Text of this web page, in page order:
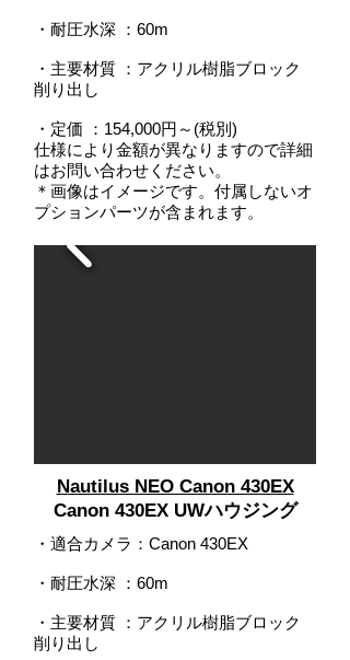
・耐圧水深 ： 60m
・主要材質 ：アクリル樹脂ブロック
削り出し
・定価 ：154,000円～(税別)
仕様により金額が異なりますので詳細
はお問い合わせください。
＊画像はイメージです。付属しないオ
プションパーツが含まれます。
Nautilus NEO Canon 430EX
Canon 430EX UWハウジング
・適合カメラ：Canon 430EX
・耐圧水深 ： 60m
・主要材質 ：アクリル樹脂ブロック
削り出し